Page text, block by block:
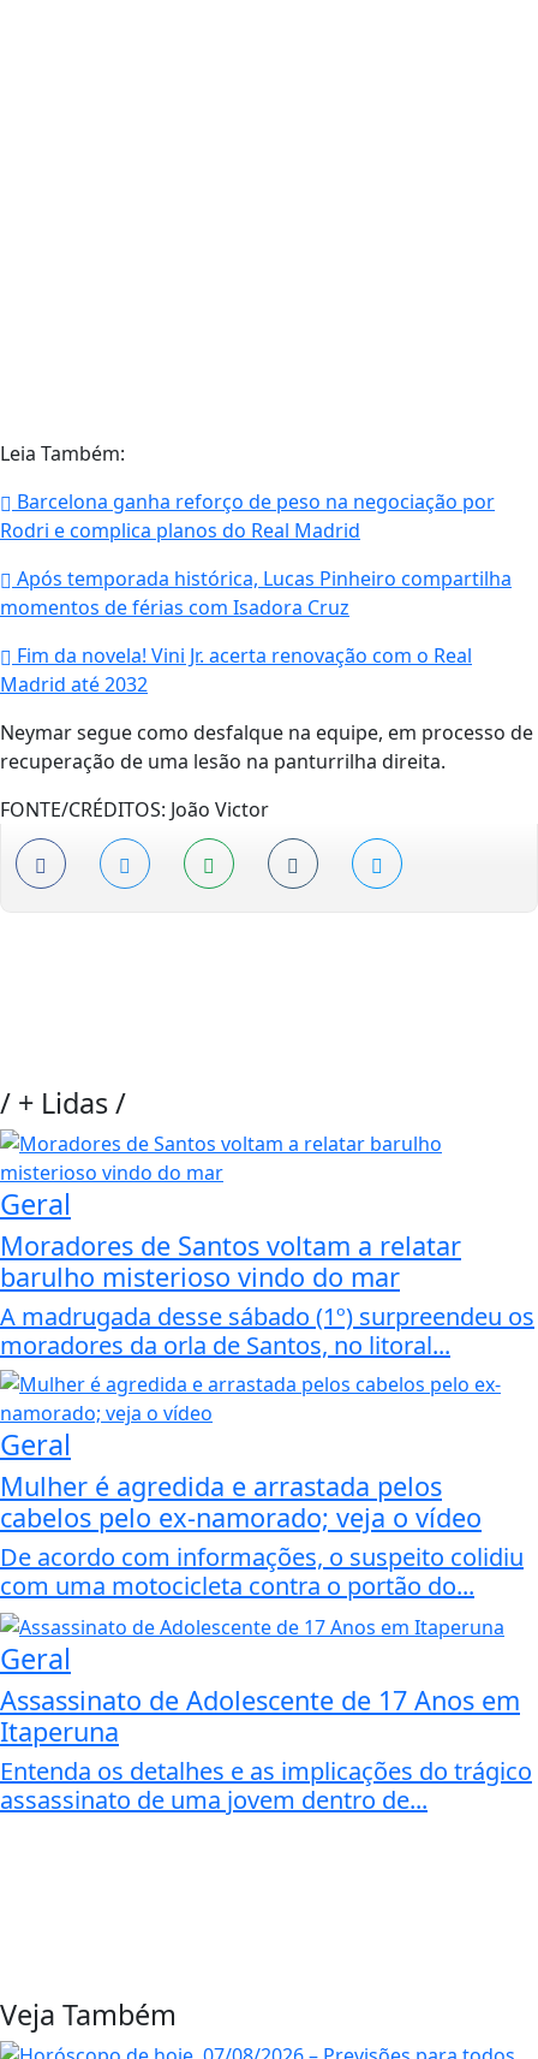
Leia Também:
Barcelona ganha reforço de peso na negociação por
Rodri e complica planos do Real Madrid
Após temporada histórica, Lucas Pinheiro compartilha
momentos de férias com Isadora Cruz
Fim da novela! Vini Jr. acerta renovação com o Real
Madrid até 2032
Neymar segue como desfalque na equipe, em processo de
recuperação de uma lesão na panturrilha direita.
FONTE/CRÉDITOS: João Victor
/ + Lidas/
Geral
Moradores de Santos voltam a relatar
barulho misterioso vindo do mar
A madrugada desse sábado (1º) surpreendeu os
moradores da orla de Santos, no litoral...
Geral
Mulher é agredida e arrastada pelos
cabelos pelo ex-namorado; veja o vídeo
De acordo com informações, o suspeito colidiu
com uma motocicleta contra o portão do...
Geral
Assassinato de Adolescente de 17 Anos em
Itaperuna
Entenda os detalhes e as implicações do trágico
assassinato de uma jovem dentro de...
Veja Também